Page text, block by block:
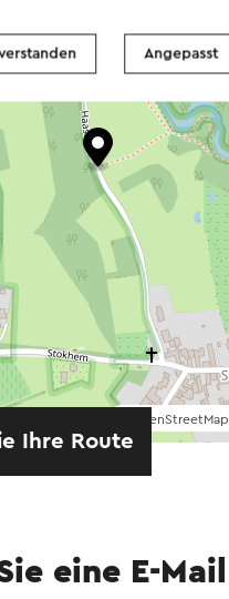
OpenStreetMap
Ihre Route
eine E-Mail
Angepasst